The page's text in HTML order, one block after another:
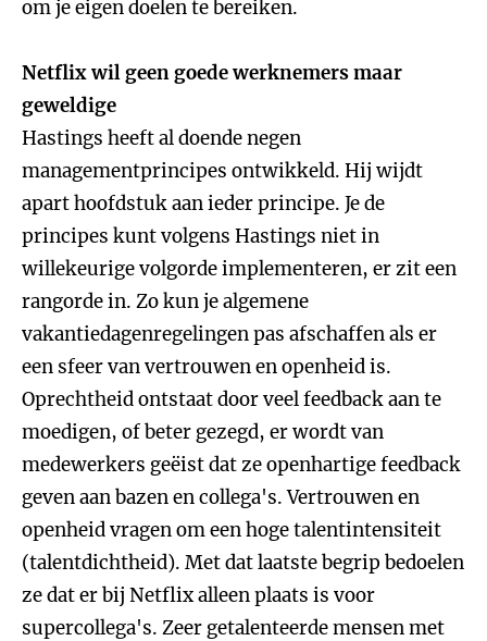
om je eigen doelen te bereiken.
Netflix wil geen goede werknemers maar
geweldige
Hastings heeft al doende negen
managementprincipes ontwikkeld. Hij wijdt
apart hoofdstuk aan ieder principe. Je de
principes kunt volgens Hastings niet in
willekeurige volgorde implementeren, er zit een
rangorde in. Zo kun je algemene
vakantiedagenregelingen pas afschaffen als er
een sfeer van vertrouwen en openheid is.
Oprechtheid ontstaat door veel feedback aan te
moedigen, of beter gezegd, er wordt van
medewerkers geëist dat ze openhartige feedback
geven aan bazen en collega's. Vertrouwen en
openheid vragen om een hoge talentintensiteit
(talentdichtheid). Met dat laatste begrip bedoelen
ze dat er bij Netflix alleen plaats is voor
supercollega's. Zeer getalenteerde mensen met